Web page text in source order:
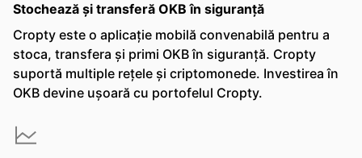
Stochează și transferă OKB în siguranță
Cropty este o aplicație mobilă convenabilă pentru a
stoca, transfera și primi OKB în siguranță. Cropty
suportă multiple rețele și criptomonede. Investirea în
OKB devine ușoară cu portofelul Cropty.